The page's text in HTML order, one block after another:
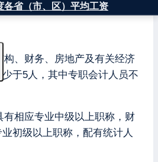
各省（市、区）平均工资
构、财务、房地产及有关经济
少于5人，其中专职会计人员不
有相应专业中级以上职称，财
初级以上职称，配有统计人